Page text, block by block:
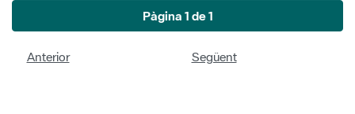
Pàgina 1 de 1
Anterior Següent